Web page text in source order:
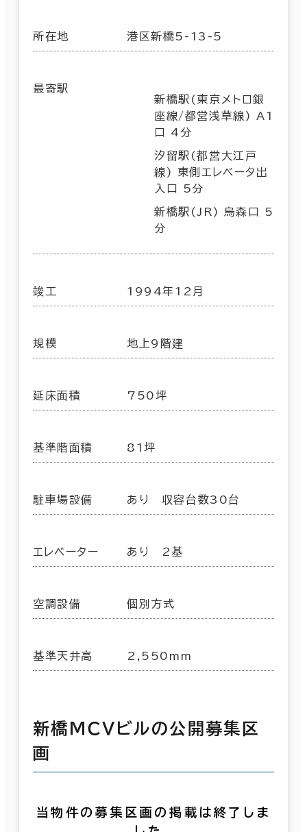
所在地 港区新橋5-13-5
最寄駅
新橋駅(東京メトロ銀
座線/都営浅草線) A1
口 4分
汐留駅(都営大江戸
線) 東側エレベータ出
入口 5分
新橋駅(JR) 烏森口 5
分
竣工 1994年12月
規模 地上9階建
延床面積 750坪
基準階面積 81坪
駐車場設備 あり 収容台数30台
エレベーター あり 2基
空調設備 個別方式
基準天井高 2,550mm
新橋ＭＣＶビルの公開募集区
画
当物件の募集区画の掲載は終了しま